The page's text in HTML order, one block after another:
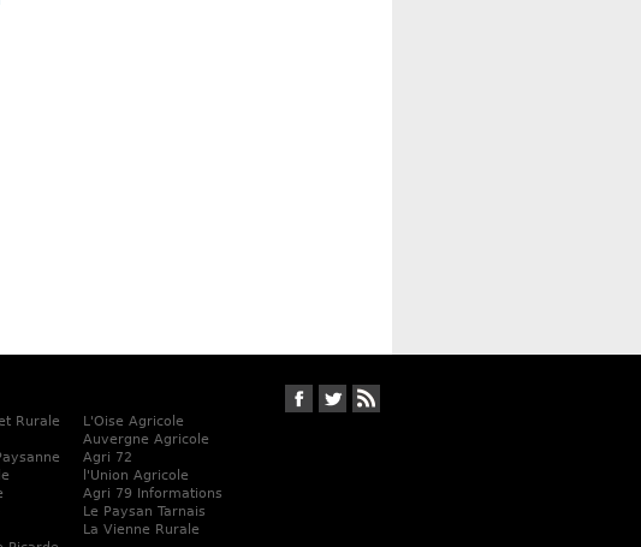
Suivez-nous sur Facebook
Suivez-nous sur Twitter
Rurale
L'Oise Agricole
Auvergne Agricole
Agri 72
l'Union Agricole
Agri 79 Informations
Le Paysan Tarnais
La Vienne Rurale